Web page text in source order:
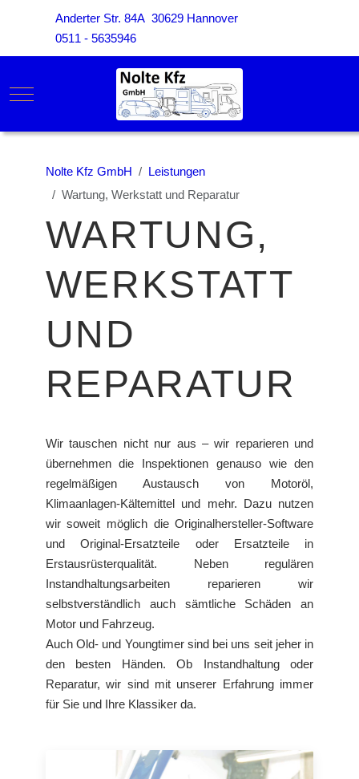
Anderter Str. 84A 30629 Hannover
0511 - 5635946
Mobile Menu Toggle
Nolte Kfz GmbH
Leistungen
Wartung, Werkstatt und Reparatur
WARTUNG,
WERKSTATT
UND
REPARATUR
Wir tauschen nicht nur aus – wir reparieren und
übernehmen die Inspektionen genauso wie den
regelmäßigen Austausch von Motoröl,
Klimaanlagen-Kältemittel und mehr. Dazu nutzen
wir soweit möglich die Originalhersteller-Software
und Original-Ersatzteile oder Ersatzteile in
Erstausrüsterqualität. Neben regulären
Instandhaltungsarbeiten reparieren wir
selbstverständlich auch sämtliche Schäden an
Motor und Fahrzeug.
Auch Old- und Youngtimer sind bei uns seit jeher in
den besten Händen. Ob Instandhaltung oder
Reparatur, wir sind mit unserer Erfahrung immer
für Sie und Ihre Klassiker da.